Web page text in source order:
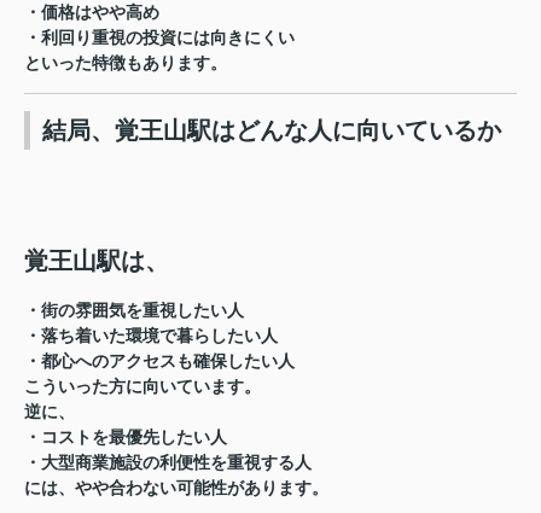
・価格はやや高め
・利回り重視の投資には向きにくい
といった特徴もあります。
結局、覚王山駅はどんな人に向いているか
覚王山駅は、
・街の雰囲気を重視したい人
・落ち着いた環境で暮らしたい人
・都心へのアクセスも確保したい人
こういった方に向いています。
逆に、
・コストを最優先したい人
・大型商業施設の利便性を重視する人
には、やや合わない可能性があります。